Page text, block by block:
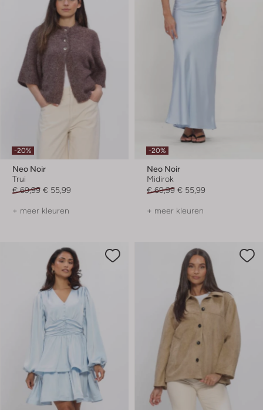
-20%
Neo Noir
Trui
€ 69,99 € 55,99
+ meer kleuren
-20%
Neo Noir
Midirok
€ 69,99 € 55,99
+ meer kleuren